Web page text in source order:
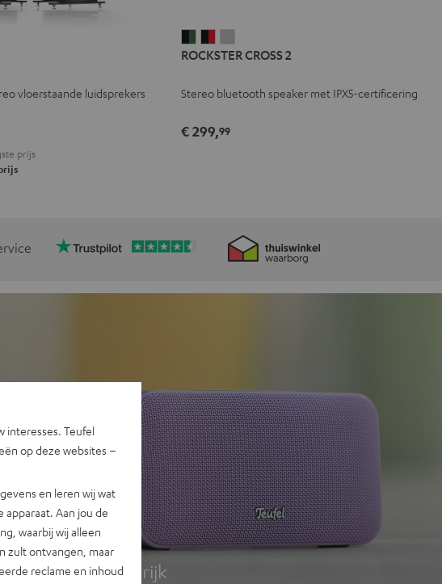
vloerstaande luidsprekers
prijs
CROSS
Black
Green
CROSS
Zwart
Rood
CROSS
Light
ROCKSTER CROSS 2
Stereo bluetooth speaker met IPX5-certificering
€ 299,99
GO 2
krachtig, kleurrijk
interesses. Teufel
op deze websites –
en leren wij wat
Aan jou de
waarbij wij alleen
zult ontvangen, maar
reclame en inhoud